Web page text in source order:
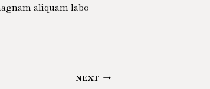
aliquam labo
NEXT